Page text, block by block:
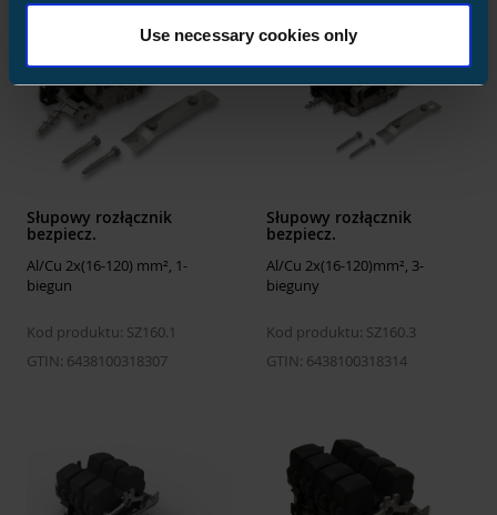
Use necessary cookies only
Słupowy rozłącznik
bezpiecz.
Al/Cu 2x(16-120) mm², 1-
biegun
Kod produktu: SZ160.1
GTIN: 6438100318307
Słupowy rozłącznik
bezpiecz.
Al/Cu 2x(16-120)mm², 3-
bieguny
Kod produktu: SZ160.3
GTIN: 6438100318314